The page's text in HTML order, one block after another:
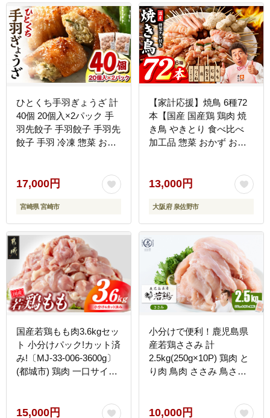
県 日南市_BC113-25
ひとくち手羽ぎょうざ 計
40個 20個入×2パック 手
羽先餃子 手羽餃子 手羽先
餃子 手羽 冷凍 惣菜 おか
17,000円
宮崎県 宮崎市
【家計応援】焼鳥 6種72
本【国産 国産鶏 鶏肉 焼
き鳥 やきとり 食べ比べ
加工品 惣菜 おかず おつ
ージ 肩 タレ付き 農福連
13,000円
大阪府 泉佐野市
国産若鶏もも肉3.6kgセッ
ト 小分けパック!カット済
み!〔MJ-33-006-3600g〕
(都城市) 鶏肉 一口サイズ
15,000円
小分けで便利！鹿児島県
産若鶏ささみ 計
2.5kg(250g×10P) 鶏肉 と
り肉 鳥肉 ささみ 鳥ささ
真空 真空パック 保存 カ
10,000円